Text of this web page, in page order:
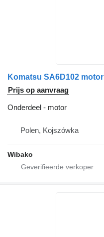
Komatsu SA6D102 motor
Prijs op aanvraag
Onderdeel - motor
Polen, Kojszówka
Wibako